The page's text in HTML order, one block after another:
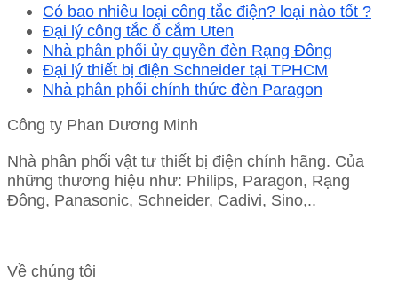
Có bao nhiêu loại công tắc điện? loại nào tốt ?
Đại lý công tắc ổ cắm Uten
Nhà phân phối ủy quyền đèn Rạng Đông
Đại lý thiết bị điện Schneider tại TPHCM
Nhà phân phối chính thức đèn Paragon
Công ty Phan Dương Minh
Nhà phân phối vật tư thiết bị điện chính hãng. Của
những thương hiệu như: Philips, Paragon, Rạng
Đông, Panasonic, Schneider, Cadivi, Sino,..
Về chúng tôi